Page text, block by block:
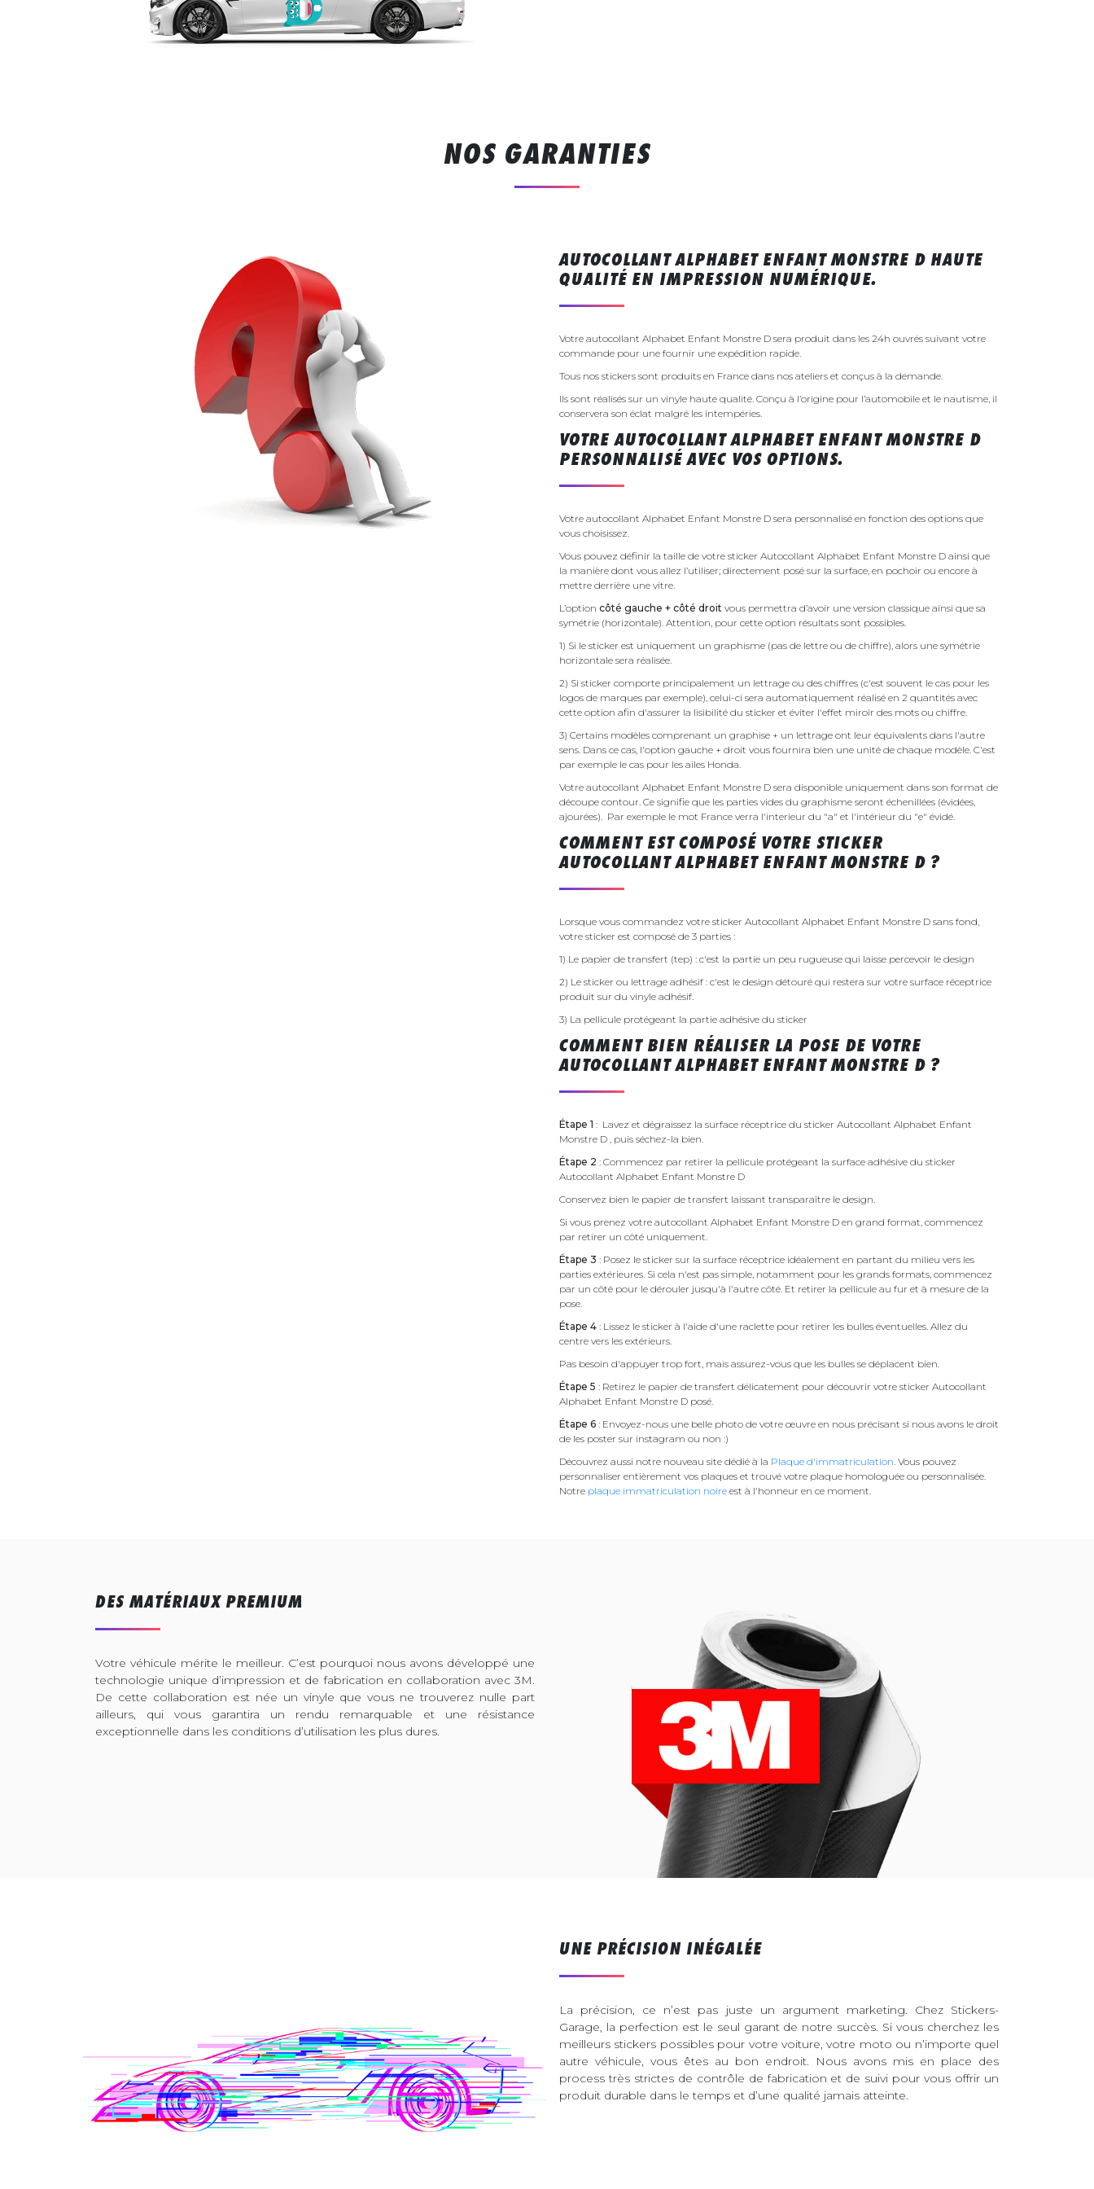
NOS GARANTIES
AUTOCOLLANT ALPHABET ENFANT MONSTRE D HAUTE
QUALITÉ EN IMPRESSION NUMÉRIQUE.
Votre autocollant Alphabet Enfant Monstre D sera produit dans les 24h ouvrés suivant votre
commande pour une fournir une expédition rapide.
Tous nos stickers sont produits en France dans nos ateliers et conçus à la demande.
Ils sont réalisés sur un vinyle haute qualité. Conçu à l’origine pour l’automobile et le nautisme, il
conservera son éclat malgré les intempéries.
VOTRE AUTOCOLLANT ALPHABET ENFANT MONSTRE D
PERSONNALISÉ AVEC VOS OPTIONS.
Votre autocollant Alphabet Enfant Monstre D sera personnalisé en fonction des options que
vous choisissez.
Vous pouvez définir la taille de votre sticker Autocollant Alphabet Enfant Monstre D ainsi que
la manière dont vous allez l’utiliser; directement posé sur la surface, en pochoir ou encore à
mettre derrière une vitre.
L’option côté gauche + côté droit vous permettra d’avoir une version classique ainsi que sa
symétrie (horizontale). Attention, pour cette option résultats sont possibles.
1) Si le sticker est uniquement un graphisme (pas de lettre ou de chiffre), alors une symétrie
horizontale sera réalisée.
2) Si sticker comporte principalement un lettrage ou des chiffres (c'est souvent le cas pour les
logos de marques par exemple), celui-ci sera automatiquement réalisé en 2 quantités avec
cette option afin d'assurer la lisibilité du sticker et éviter l'effet miroir des mots ou chiffre.
3) Certains modèles comprenant un graphise + un lettrage ont leur équivalents dans l'autre
sens. Dans ce cas, l'option gauche + droit vous fournira bien une unité de chaque modèle. C'est
par exemple le cas pour les ailes Honda.
Votre autocollant Alphabet Enfant Monstre D sera disponible uniquement dans son format de
découpe contour. Ce signifie que les parties vides du graphisme seront échenillées (évidées,
ajourées). Par exemple le mot France verra l'interieur du "a" et l'intérieur du "e" évidé.
COMMENT EST COMPOSÉ VOTRE STICKER
AUTOCOLLANT ALPHABET ENFANT MONSTRE D ?
Lorsque vous commandez votre sticker Autocollant Alphabet Enfant Monstre D sans fond,
votre sticker est composé de 3 parties :
1) Le papier de transfert (tep) : c'est la partie un peu rugueuse qui laisse percevoir le design
2) Le sticker ou lettrage adhésif : c'est le design détouré qui restera sur votre surface réceptrice
produit sur du vinyle adhésif.
3) La pellicule protégeant la partie adhésive du sticker
COMMENT BIEN RÉALISER LA POSE DE VOTRE
AUTOCOLLANT ALPHABET ENFANT MONSTRE D ?
Étape 1 : Lavez et dégraissez la surface réceptrice du sticker Autocollant Alphabet Enfant
Monstre D , puis séchez-la bien.
Étape 2 : Commencez par retirer la pellicule protégeant la surface adhésive du sticker
Autocollant Alphabet Enfant Monstre D
Conservez bien le papier de transfert laissant transparaître le design.
Si vous prenez votre autocollant Alphabet Enfant Monstre D en grand format, commencez
par retirer un côté uniquement.
Étape 3 : Posez le sticker sur la surface réceptrice idéalement en partant du milieu vers les
parties extérieures. Si cela n'est pas simple, notamment pour les grands formats, commencez
par un côté pour le dérouler jusqu'à l'autre côté. Et retirer la pellicule au fur et à mesure de la
pose.
Étape 4 : Lissez le sticker à l'aide d'une raclette pour retirer les bulles éventuelles. Allez du
centre vers les extérieurs.
Pas besoin d'appuyer trop fort, mais assurez-vous que les bulles se déplacent bien.
Étape 5 : Retirez le papier de transfert délicatement pour découvrir votre sticker Autocollant
Alphabet Enfant Monstre D posé.
Étape 6 : Envoyez-nous une belle photo de votre œuvre en nous précisant si nous avons le droit
de les poster sur instagram ou non :)
Découvrez aussi notre nouveau site dédié à la Plaque d'immatriculation . Vous pouvez
personnaliser entièrement vos plaques et trouvé votre plaque homologuée ou personnalisée.
Notre plaque immatriculation noire est à l'honneur en ce moment.
DES MATÉRIAUX PREMIUM
Votre véhicule mérite le meilleur. C’est pourquoi nous avons développé une
technologie unique d’impression et de fabrication en collaboration avec 3M.
De cette collaboration est née un vinyle que vous ne trouverez nulle part
ailleurs, qui vous garantira un rendu remarquable et une résistance
exceptionnelle dans les conditions d’utilisation les plus dures.
UNE PRÉCISION INÉGALÉE
La précision, ce n’est pas juste un argument marketing. Chez Stickers-
Garage, la perfection est le seul garant de notre succès. Si vous cherchez les
meilleurs stickers possibles pour votre voiture, votre moto ou n’importe quel
autre véhicule, vous êtes au bon endroit. Nous avons mis en place des
process très strictes de contrôle de fabrication et de suivi pour vous offrir un
produit durable dans le temps et d’une qualité jamais atteinte.